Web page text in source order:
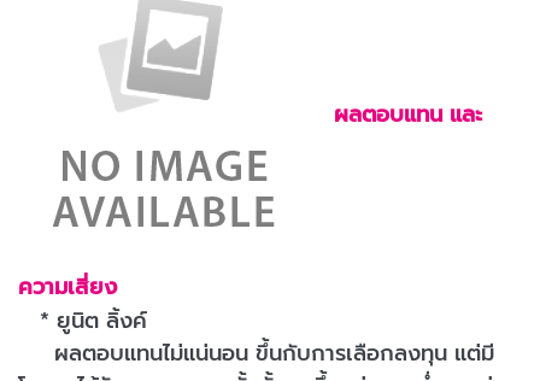
ผลตอบแทน และ
ความเสี่ยง
* ยูนิต ลิ้งค์
ผลตอบแทนไม่แน่นอน ขึ้นกับการเลือกลงทุน แต่มี